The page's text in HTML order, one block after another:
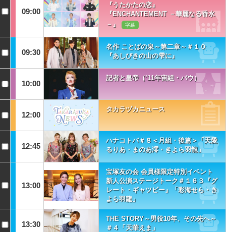
09:00
『うたかたの恋』
『ENCHANTEMENT －華麗なる香水
－』
字幕
09:30
名作 ことばの泉～第二章～＃１０
『あしびきの山の雫に』
10:00
記者と皇帝（’11年宙組・バウ）
12:00
タカラヅカニュース
12:45
ハナコトバ＃８＜月組・後篇＞「天愛
るりあ・まのあ澪・きよら羽龍」
13:00
宝塚友の会 会員様限定特別イベント
新人公演ステージトーク＃１６３『グ
レート・ギャツビー』「彩海せら・き
よら羽龍」
13:30
THE STORY～男役10年、その先へ～
＃４「天華えま」